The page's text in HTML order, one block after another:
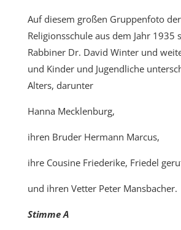
Auf diesem großen Gruppenfoto der
Religionsschule aus dem Jahr 1935
Rabbiner Dr. David Winter und
und Kinder und Jugendliche
Alters, darunter
Hanna Mecklenburg,
ihren Bruder Hermann Marcus,
ihre Cousine Friederike, Friedel
und ihren Vetter Peter Mansbacher.
Stimme A